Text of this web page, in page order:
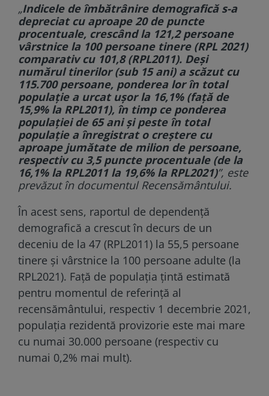
„Indicele de îmbătrânire demografică s-a
depreciat cu aproape 20 de puncte
procentuale, crescând la 121,2 persoane
vârstnice la 100 persoane tinere (RPL 2021)
comparativ cu 101,8 (RPL2011). Deşi
numărul tinerilor (sub 15 ani) a scăzut cu
115.700 persoane, ponderea lor în total
populaţie a urcat uşor la 16,1% (faţă de
15,9% la RPL2011), în timp ce ponderea
populaţiei de 65 ani şi peste în total
populaţie a înregistrat o creştere cu
aproape jumătate de milion de persoane,
respectiv cu 3,5 puncte procentuale (de la
16,1% la RPL2011 la 19,6% la RPL2021)”, este
prevăzut în documentul Recensământului.
În acest sens, raportul de dependenţă
demografică a crescut în decurs de un
deceniu de la 47 (RPL2011) la 55,5 persoane
tinere şi vârstnice la 100 persoane adulte (la
RPL2021). Faţă de populaţia ţintă estimată
pentru momentul de referinţă al
recensământului, respectiv 1 decembrie 2021,
populaţia rezidentă provizorie este mai mare
cu numai 30.000 persoane (respectiv cu
numai 0,2% mai mult).